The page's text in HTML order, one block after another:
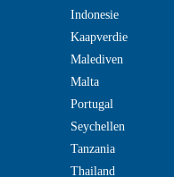
Indonesie
Kaapverdie
Malediven
Malta
Portugal
Seychellen
Tanzania
Thailand